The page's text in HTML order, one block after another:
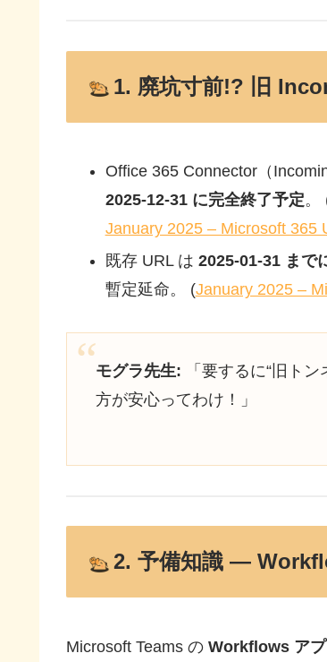
1. 廃坑寸前!? 旧
Office 365 Connector（
2025-12-31 に完全終了予定。
January 2025 – Microsoft 365
既存 URL は 2025-01-31 ま
暫定延命。 (January 2025 –
モグラ先生: 「要するに“旧ト
方が安心ってわけ！」
2. 予備知識 ―
Microsoft Teams の Workflows アプ